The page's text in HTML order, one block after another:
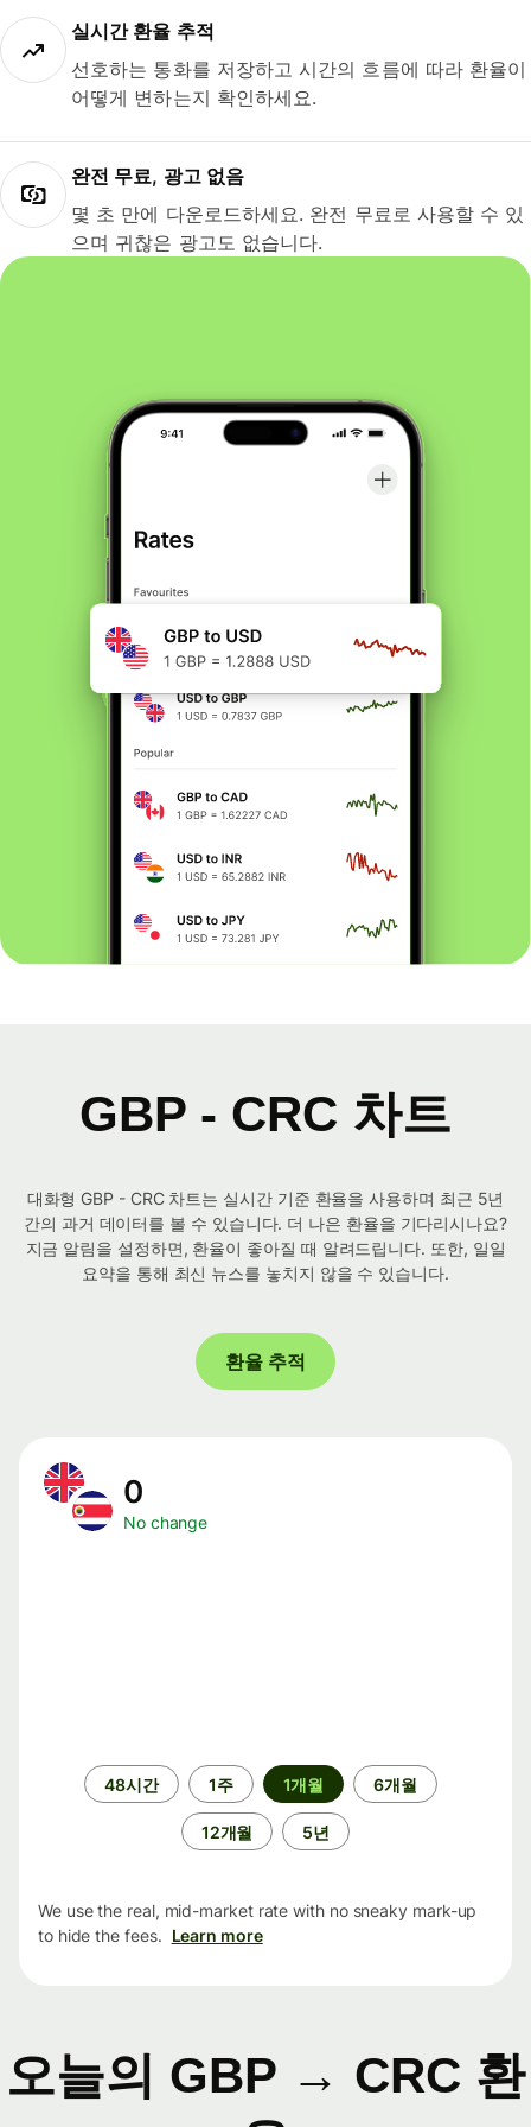
실시간 환율 추적
선호하는 통화를 저장하고 시간의 흐름에 따라 환율이
어떻게 변하는지 확인하세요.
완전 무료, 광고 없음
몇 초 만에 다운로드하세요. 완전 무료로 사용할 수 있
으며 귀찮은 광고도 없습니다.
GBP - CRC 차트
대화형 GBP - CRC 차트는 실시간 기준 환율을 사용하며 최근 5년
간의 과거 데이터를 볼 수 있습니다. 더 나은 환율을 기다리시나요?
지금 알림을 설정하면, 환율이 좋아질 때 알려드립니다. 또한, 일일
요약을 통해 최신 뉴스를 놓치지 않을 수 있습니다.
환율 추적
0
No change
48시간 1주 1개월 6개월
12개월 5년
We use the real, mid-market rate with no sneaky mark-up
to hide the fees. Learn more
오늘의 GBP → CRC 환